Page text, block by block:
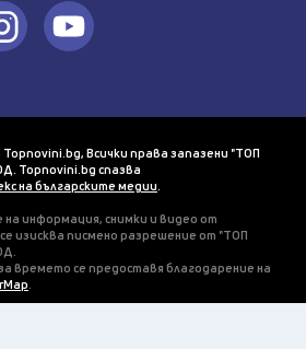
Всички права запазени "ТОП
Topnovini.bg спазва
на българските медии
на информация, снимки и видео от
изисква писмено разрешение от "ТОП
времето се предоставя благодарение на